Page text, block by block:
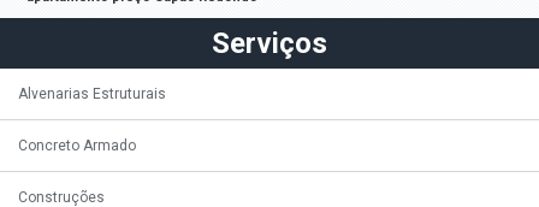
Serviços
Alvenarias Estruturais
Concreto Armado
Construções